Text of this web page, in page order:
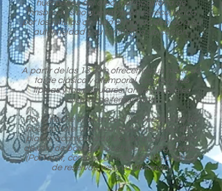
huéspedes del área metropolitana de
Innsbruck, sino que también es reconocida
por los turistas de todo el mundo debido a su
autenticidad y su fantástica ubicación.
A partir de las 13.30 h ofrecemos un menú de
tarde clásico y atemporal con raciones
típicas y las populares tartas y pasteles
caseros de temporada.
Por la noche ofrecemos a los huéspedes de
nuestro hotel un menú típico austriaco de 3
platos, acompañado de una buena botella
de vino de bodegas austriacas y regionales.
(Por favor, como se describe en los portales
de reservas, reserva deseada)